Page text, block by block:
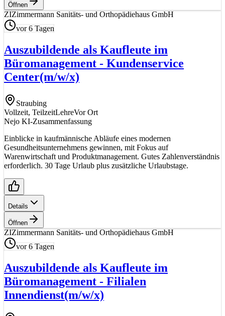
Öffnen
ZIZimmermann Sanitäts- und Orthopädiehaus GmbH
vor 6 Tagen
Auszubildende als Kaufleute im
Büromanagement - Kundenservice
Center(m/w/x)
Straubing
Vollzeit, TeilzeitLehreVor Ort
Nejo KI-Zusammenfassung
Einblicke in kaufmännische Abläufe eines modernen
Gesundheitsunternehmens gewinnen, mit Fokus auf
Warenwirtschaft und Produktmanagement. Gutes Zahlenverständnis
erforderlich. 30 Tage Urlaub plus zusätzliche Urlaubstage.
Details
Öffnen
ZIZimmermann Sanitäts- und Orthopädiehaus GmbH
vor 6 Tagen
Auszubildende als Kaufleute im
Büromanagement - Filialen
Innendienst(m/w/x)